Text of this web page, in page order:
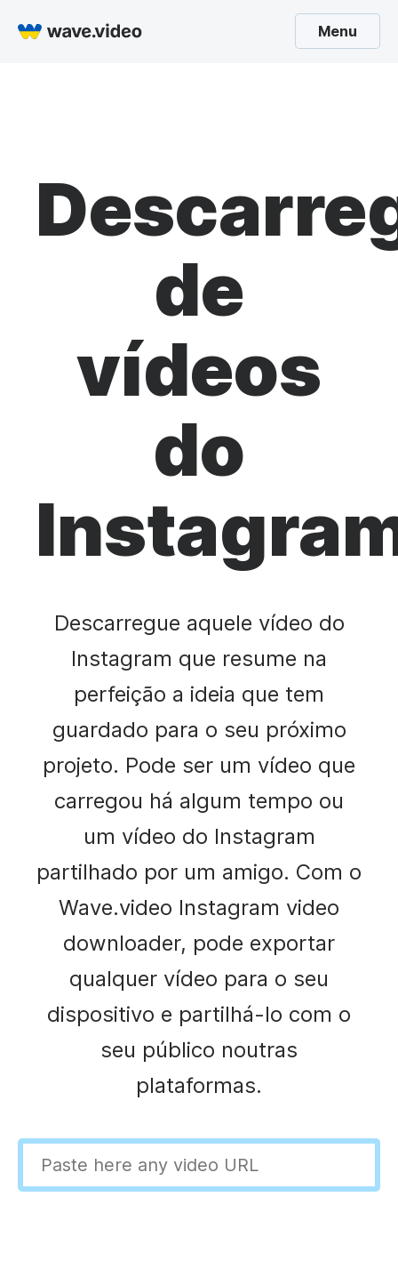
Menu
de
vídeos
do
Descarregue aquele vídeo do
Instagram que resume na
perfeição a ideia que tem
guardado para o seu próximo
projeto. Pode ser um vídeo que
carregou há algum tempo ou
um vídeo do Instagram
partilhado por um amigo. Com o
Wave.video Instagram video
downloader, pode exportar
qualquer vídeo para o seu
dispositivo e partilhá-lo com o
seu público noutras
plataformas.